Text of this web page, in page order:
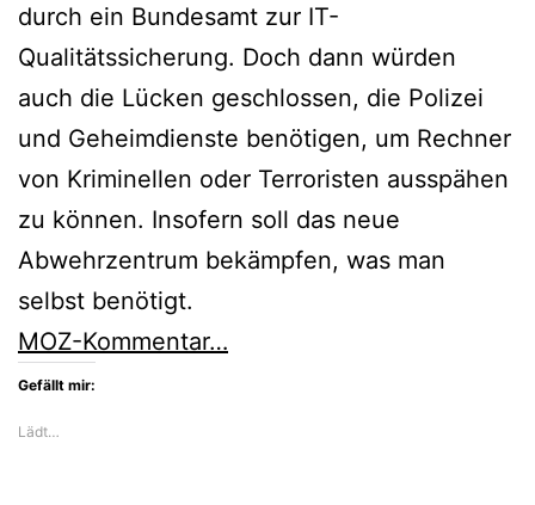
durch ein Bundesamt zur IT-
Qualitätssicherung. Doch dann würden
auch die Lücken geschlossen, die Polizei
und Geheimdienste benötigen, um Rechner
von Kriminellen oder Terroristen ausspähen
zu können. Insofern soll das neue
Abwehrzentrum bekämpfen, was man
selbst benötigt.
MOZ-Kommentar…
Gefällt mir:
Lädt…